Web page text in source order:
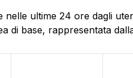
ultime 24 ore dagli
di base, rappresentata